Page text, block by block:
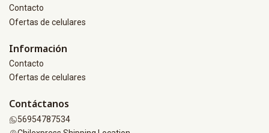
Contacto
Ofertas de celulares
Información
Contacto
Ofertas de celulares
Contáctanos
56954787534